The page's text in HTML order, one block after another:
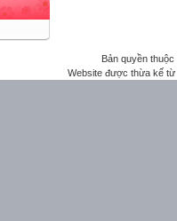
Bản quyền
Website được thừa kế từ